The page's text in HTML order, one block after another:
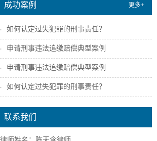
成功案例 更多+
如何认定过失犯罪的刑事责任？
申请刑事违法追缴赔偿典型案例
申请刑事违法追缴赔偿典型案例
如何认定过失犯罪的刑事责任？
联系我们